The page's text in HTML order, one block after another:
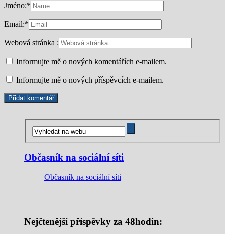
Jméno:*
Email:*
Webová stránka :
Informujte mě o nových komentářích e-mailem.
Informujte mě o nových příspěvcích e-mailem.
Občasník na sociální síti
Občasník na sociální síti
Nejčtenější příspěvky za 48hodin: